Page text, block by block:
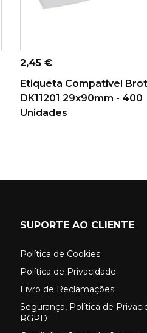
CARRINHO
Preço
2,45 €
Etiqueta Compativel
DK11201 29x90mm - 400
Unidades
SUPORTE AO CLIENTE
Política de Cookies
Política de Privacidade
Livro de Reclamações
Segurança, Política de
RGPD